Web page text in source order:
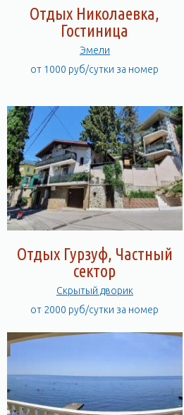
Отдых Николаевка,
Гостиница
Эмели
от 1000 руб/сутки за номер
Отдых Гурзуф, Частный
сектор
Скрытый дворик
от 2000 руб/сутки за номер